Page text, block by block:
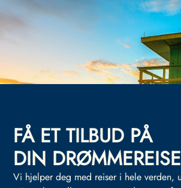
FÅ ET TILBUD PÅ
DIN DRØMMEREISE
Vi hjelper deg med reiser i hele verden,